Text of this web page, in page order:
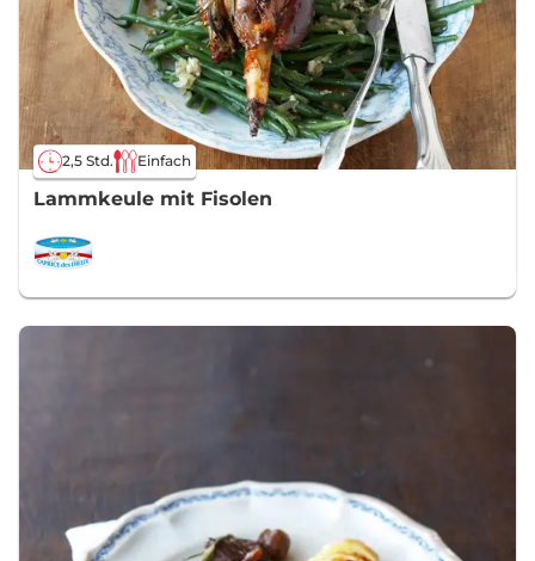
2,5 Std. Einfach
Lammkeule mit Fisolen